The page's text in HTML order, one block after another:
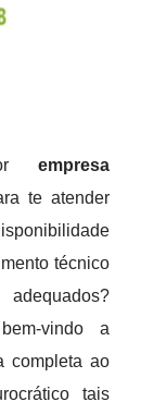
empresa
te atender
técnico
vindo a
completa ao
tais